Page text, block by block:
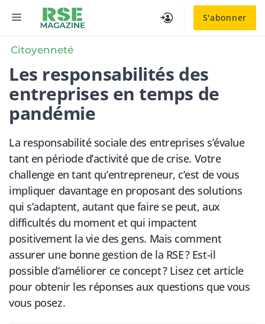
S'abonner
MENU
Citoyenneté
Les responsabilités des
entreprises en temps de
pandémie
La responsabilité sociale des entreprises s’évalue
tant en période d’activité que de crise. Votre
challenge en tant qu’entrepreneur, c’est de vous
impliquer davantage en proposant des solutions
qui s’adaptent, autant que faire se peut, aux
difficultés du moment et qui impactent
positivement la vie des gens. Mais comment
assurer une bonne gestion de la RSE ? Est-il
possible d’améliorer ce concept ? Lisez cet article
pour obtenir les réponses aux questions que vous
vous posez.